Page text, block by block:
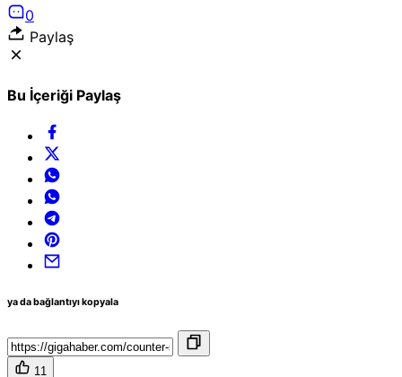
0
Paylaş
Bu İçeriği Paylaş
ya da bağlantıyı kopyala
11